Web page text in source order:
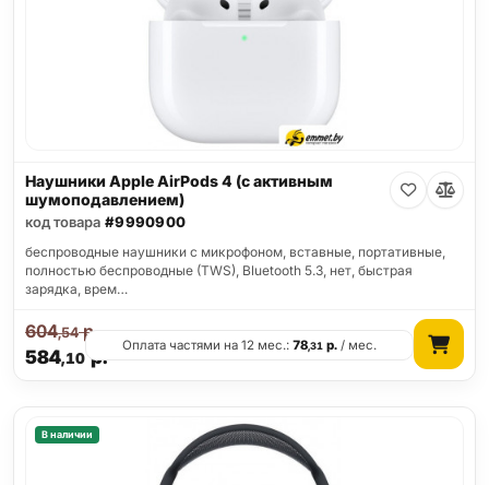
Наушники Apple AirPods 4 (с активным
шумоподавлением)
код товара #9990900
беспроводные наушники с микрофоном, вставные, портативные,
полностью беспроводные (TWS), Bluetooth 5.3, нет, быстрая
зарядка, врем…
584,10р.
604,54р.
Оплата частями на 12 мес.:78,31 р. / мес.
В наличии